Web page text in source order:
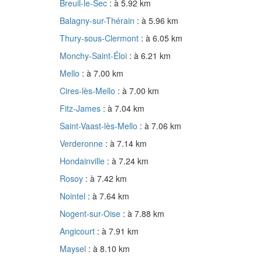
Breuil-le-Sec : à 5.92 km
Balagny-sur-Thérain : à 5.96 km
Thury-sous-Clermont : à 6.05 km
Monchy-Saint-Éloi : à 6.21 km
Mello : à 7.00 km
Cires-lès-Mello : à 7.00 km
Fitz-James : à 7.04 km
Saint-Vaast-lès-Mello : à 7.06 km
Verderonne : à 7.14 km
Hondainville : à 7.24 km
Rosoy : à 7.42 km
Nointel : à 7.64 km
Nogent-sur-Oise : à 7.88 km
Angicourt : à 7.91 km
Maysel : à 8.10 km